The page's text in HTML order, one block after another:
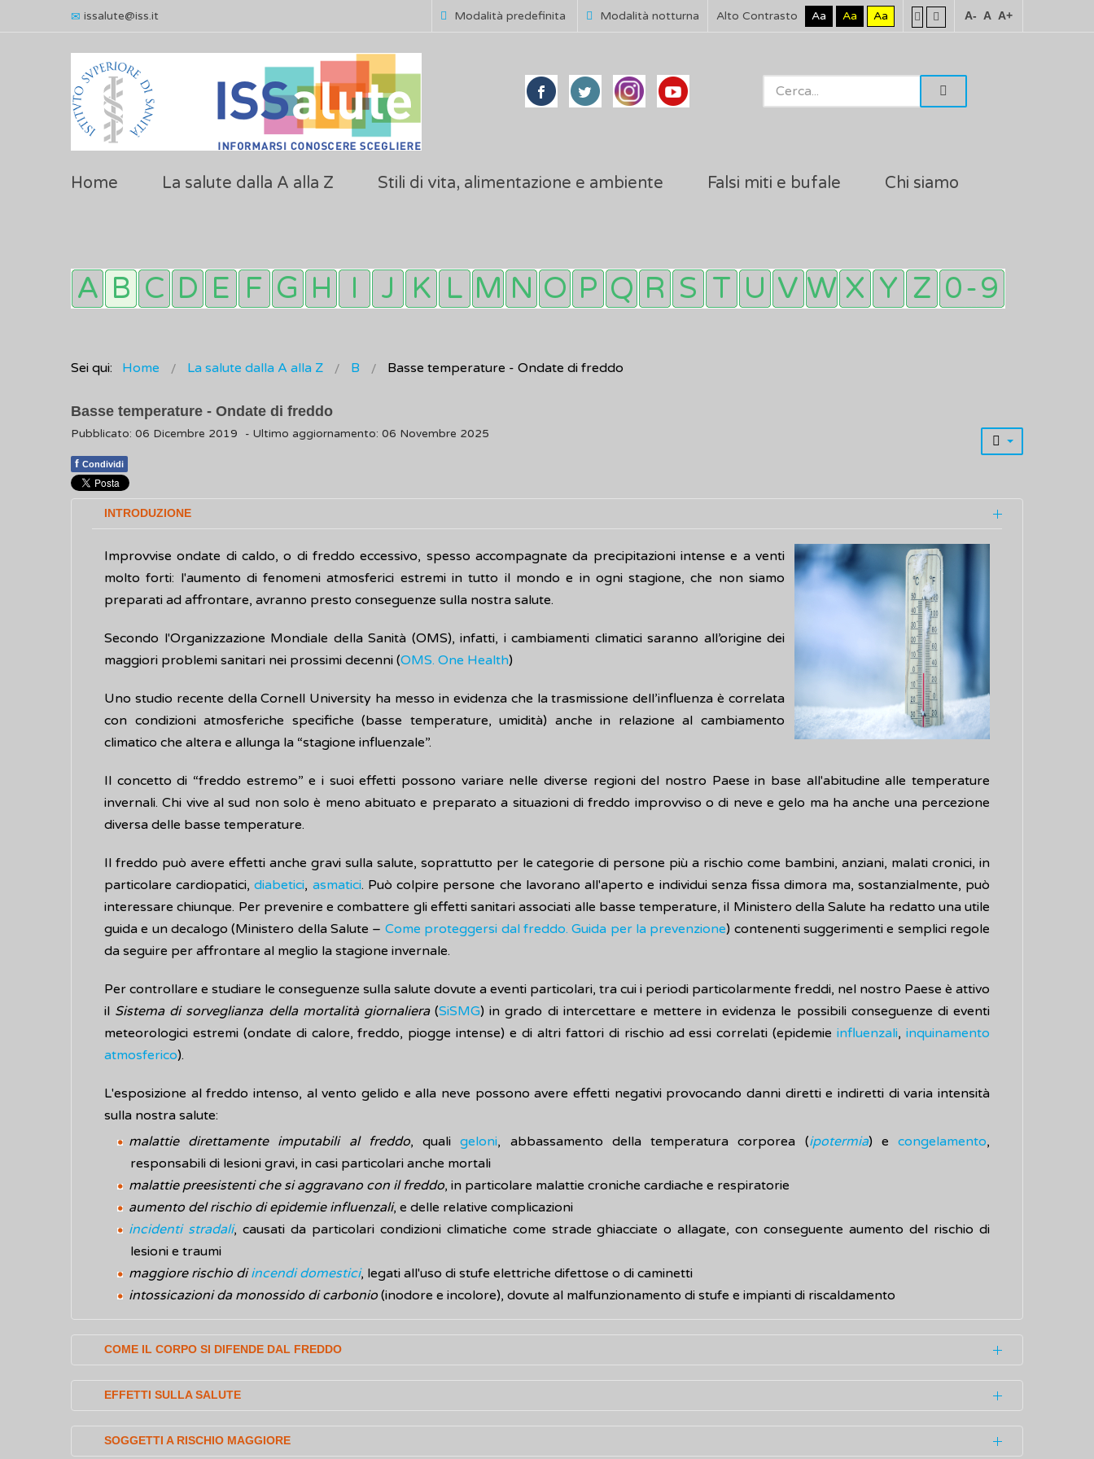
issalute@iss.it Modalità predefinita Modalità notturna Alto Contrasto Aa Aa Aa A- A A+
Home La salute dalla A alla Z Stili di vita, alimentazione e ambiente Falsi miti e bufale Chi siamo
Sei qui: Home La salute dalla A alla Z B Basse temperature - Ondate di freddo
Basse temperature - Ondate di freddo
Pubblicato: 06 Dicembre 2019 - Ultimo aggiornamento: 06 Novembre 2025
f Condividi
INTRODUZIONE
Improvvise ondate di caldo, o di freddo eccessivo, spesso accompagnate da precipitazioni intense e a venti
molto forti: l'aumento di fenomeni atmosferici estremi in tutto il mondo e in ogni stagione, che non siamo
preparati ad affrontare, avranno presto conseguenze sulla nostra salute.
Secondo l'Organizzazione Mondiale della Sanità (OMS), infatti, i cambiamenti climatici saranno all’origine dei
maggiori problemi sanitari nei prossimi decenni (OMS. One Health)
Uno studio recente della Cornell University ha messo in evidenza che la trasmissione dell’influenza è correlata
con condizioni atmosferiche specifiche (basse temperature, umidità) anche in relazione al cambiamento
climatico che altera e allunga la “stagione influenzale”.
Il concetto di “freddo estremo” e i suoi effetti possono variare nelle diverse regioni del nostro Paese in base all'abitudine alle temperature
invernali. Chi vive al sud non solo è meno abituato e preparato a situazioni di freddo improvviso o di neve e gelo ma ha anche una percezione
diversa delle basse temperature.
Il freddo può avere effetti anche gravi sulla salute, soprattutto per le categorie di persone più a rischio come bambini, anziani, malati cronici, in
particolare cardiopatici,diabetici, asmatici. Può colpire persone che lavorano all'aperto e individui senza fissa dimora ma, sostanzialmente, può
interessare chiunque. Per prevenire e combattere gli effetti sanitari associati alle basse temperature, il Ministero della Salute ha redatto una utile
guida e un decalogo (Ministero della Salute – Come proteggersi dal freddo. Guida per la prevenzione) contenenti suggerimenti e semplici regole
da seguire per affrontare al meglio la stagione invernale.
Per controllare e studiare le conseguenze sulla salute dovute a eventi particolari, tra cui i periodi particolarmente freddi, nel nostro Paese è attivo
il Sistema di sorveglianza della mortalità giornaliera(SiSMG) in grado di intercettare e mettere in evidenza le possibili conseguenze di eventi
meteorologici estremi (ondate di calore, freddo, piogge intense) e di altri fattori di rischio ad essi correlati (epidemieinfluenzali,inquinamento
atmosferico).
L'esposizione al freddo intenso, al vento gelido e alla neve possono avere effetti negativi provocando danni diretti e indiretti di varia intensità
sulla nostra salute:
malattie direttamente imputabili al freddo, qualigeloni, abbassamento della temperatura corporea (ipotermia) econgelamento,
responsabili di lesioni gravi, in casi particolari anche mortali
malattie preesistenti che si aggravano con il freddo, in particolare malattie croniche cardiache e respiratorie
aumento del rischio di epidemie influenzali, e delle relative complicazioni
incidenti stradali, causati da particolari condizioni climatiche come strade ghiacciate o allagate, con conseguente aumento del rischio di
lesioni e traumi
maggiore rischio diincendi domestici, legati all'uso di stufe elettriche difettose o di caminetti
intossicazioni da monossido di carbonio (inodore e incolore), dovute al malfunzionamento di stufe e impianti di riscaldamento
COME IL CORPO SI DIFENDE DAL FREDDO
Il corpo umano possiede meccanismi naturali di termoregolazione: l'ipotalamo, una specifica regione del cervello, è la centralina che si occupa di
regolare la temperatura del corpo (termoregolazione) mantenendola, normalmente, intorno ai 37 gradi centigradi (37°C). Questa temperatura
rappresenta l'equilibrio tra la quantità di calore che il corpo produce, con il suo metabolismo e le varie attività che svolge, e quella che riesce a
EFFETTI SULLA SALUTE
Gli effetti del freddo sull'organismo umano possono essere più o meno gravi a seconda delle condizioni ambientali (temperatura e umidità), della
SOGGETTI A RISCHIO MAGGIORE